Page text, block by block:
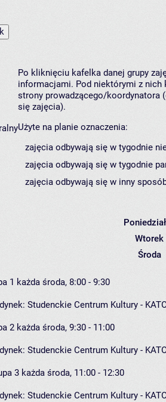
Po kliknięciu kafelka danej grupy
informacjami. Pod niektórymi z nich
strony prowadzącego/koordynatora
się zajęcia).
Użyte na planie oznaczenia:
zajęcia odbywają się w tygodnie
zajęcia odbywają się w tygodnie
zajęcia odbywają się w inny
Wtorek
Środa
1 każda środa, 8:00 - 9:30
Studenckie Centrum Kultury -
2 każda środa, 9:30 - 11:00
Studenckie Centrum Kultury -
3 każda środa, 11:00 - 12:30
Studenckie Centrum Kultury -